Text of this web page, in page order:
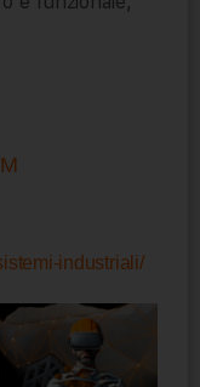
industriali/